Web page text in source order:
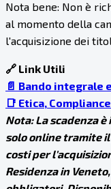
Nota bene: Non è
al momento della
l'acquisizione dei
🔗 Link Utili
📄 Bando integrale
📑 Etica,
Nota: La scadenza
solo online tramite il
costi per
Residenza in